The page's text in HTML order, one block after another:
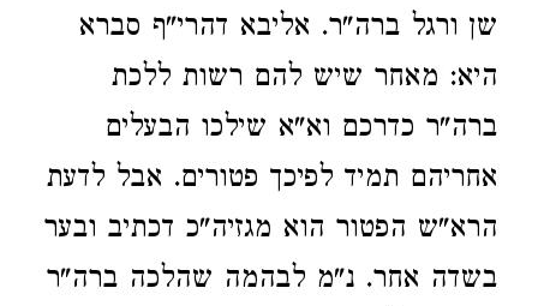
שן ורגל ברה"ר. אליבא דהרי"ף סברא
היא: מאחר שיש להם רשות ללכת
ברה"ר כדרכם וא"א שילכו הבעלים
אחריהם תמיד לפיכך פטורים. אבל לדעת
הרא"ש הפטור הוא מגזיה"כ דכתיב ובער
בשדה אחר. נ"מ לבהמה שהלכה ברה"ר